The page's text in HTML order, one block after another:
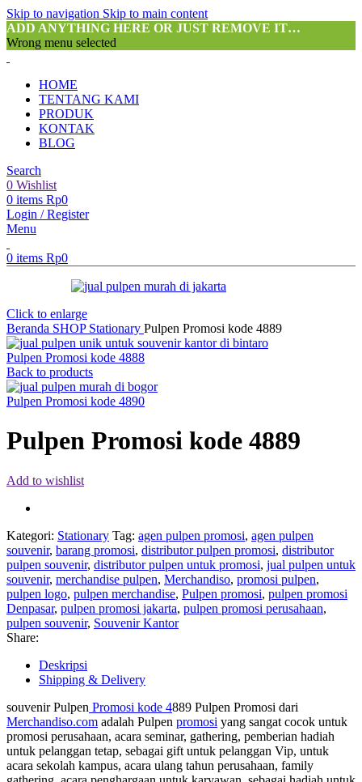
Skip to navigation Skip to main content
ADD ANYTHING HERE OR JUST REMOVE IT…
Wrong menu selected
HOME
TENTANG KAMI
PRODUK
KONTAK
BLOG
Search
0 Wishlist
0 items Rp0
Login / Register
Menu
0 items Rp0
Click to enlarge
Beranda SHOP Stationary Pulpen Promosi kode 4889
Pulpen Promosi kode 4888
Back to products
Pulpen Promosi kode 4890
Pulpen Promosi kode 4889
Add to wishlist
Kategori: Stationary Tag: agen pulpen promosi, agen pulpen
souvenir, barang promosi, distributor pulpen promosi, distributor
pulpen souvenir, distributor pulpen untuk promosi, jual pulpen untuk
souvenir, merchandise pulpen, Merchandiso, promosi pulpen,
pulpen logo, pulpen merchandise, Pulpen promosi, pulpen promosi
Denpasar, pulpen promosi jakarta, pulpen promosi perusahaan,
pulpen souvenir, Souvenir Kantor
Share:
Deskripsi
Shipping & Delivery
souvenir Pulpen Promosi kode 4889 Pulpen Promosi dari
Merchandiso.com adalah Pulpen promosi yang sangat cocok untuk
promosi perusahaan, acara seminar, gathering, pemberian hadiah
untuk pelanggan tetap, sebagai gift untuk pelanggan Vip, untuk
acara sekolah kampus, acara ulang tahun perusahaan, family